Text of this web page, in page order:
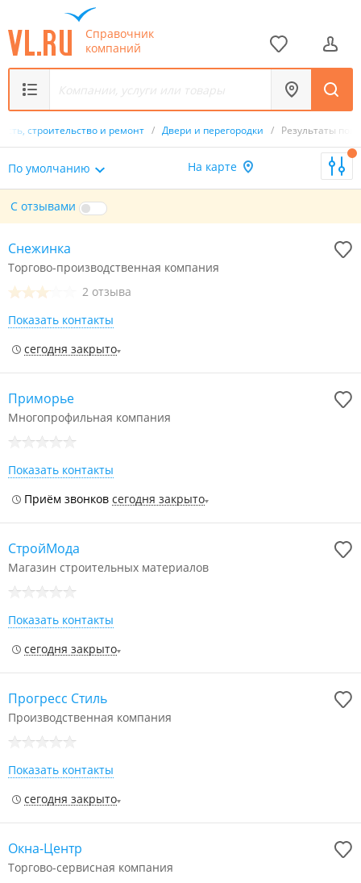
Справочник
компаний
строительство и ремонт / Двери и перегородки / Результаты
По умолчанию На карте
С отзывами
Снежинка
Торгово-производственная компания
2 отзыва
Показать контакты
сегодня закрыто
Приморье
Многопрофильная компания
Показать контакты
Приём звонков сегодня закрыто
СтройМода
Магазин строительных материалов
Показать контакты
сегодня закрыто
Прогресс Стиль
Производственная компания
Показать контакты
сегодня закрыто
Окна-Центр
Торгово-сервисная компания